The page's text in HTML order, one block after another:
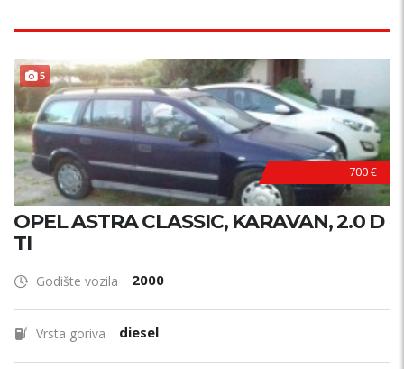
5
700 €
OPEL ASTRA CLASSIC, KARAVAN, 2.0 D
TI
Godište vozila 2000
Vrsta goriva diesel